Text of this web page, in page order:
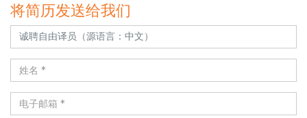
将简历发送给我们